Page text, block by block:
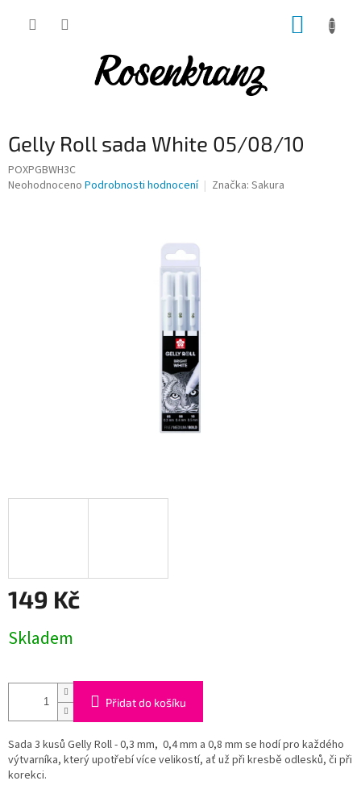
Gelly Roll sada White 05/08/10
POXPGBWH3C
Průměrné
Neohodnoceno Podrobnosti hodnocení Značka: Sakura
149 Kč
cena:
Skladem
Přidat do košíku
Sada 3 kusů Gelly Roll - 0,3 mm, 0,4 mm a 0,8 mm se hodí pro každého
výtvarníka, který upotřebí více velikostí, ať už při kresbě odlesků, či při
korekci.